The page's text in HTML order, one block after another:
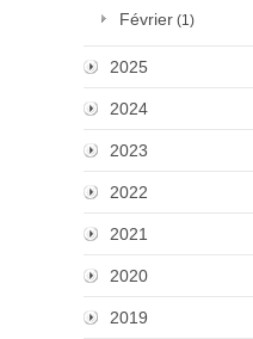
Février (1)
2025
2024
2023
2022
2021
2020
2019